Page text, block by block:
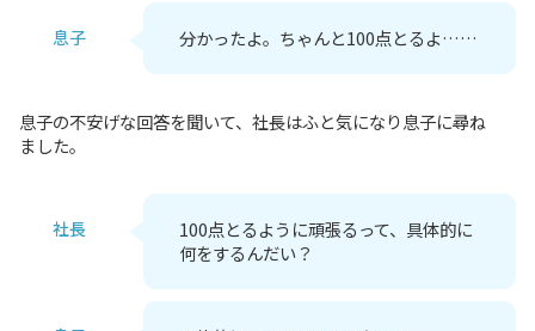
息子 分かったよ。ちゃんと100点とるよ……
息子の不安げな回答を聞いて、社長はふと気になり息子に尋ね
ました。
社長
100点とるように頑張るって、具体的に
何をするんだい？